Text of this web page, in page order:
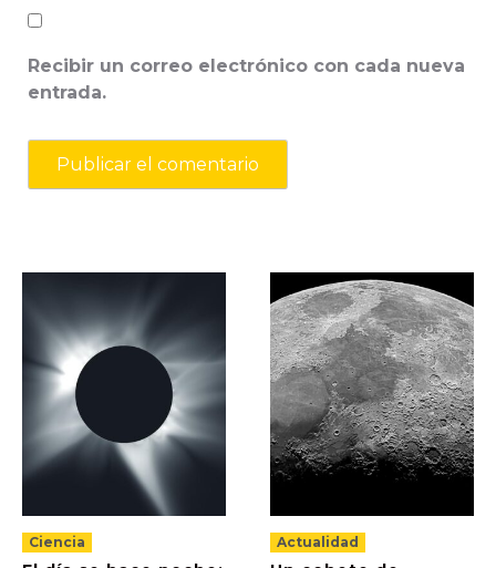
Recibir un correo electrónico con cada nueva
entrada.
Ciencia Actualidad